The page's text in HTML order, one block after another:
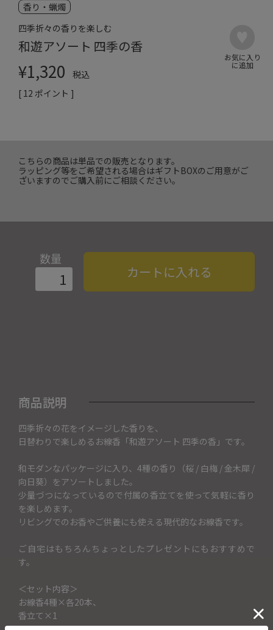
香り・蝋燭
四季折々の香りを楽しむ
和遊アソート 四季の香
¥1,320
税込
[ 12 ポイント ]
こちらの商品は単品での販売となります。
ラッピング等をご希望される場合はギフトBOXのご用意がご
ざいますのでご購入前にご相談ください。
数量
カートに入れる
商品説明
四季折々の花をイメージした香りを、
日替わりで楽しめるお線香「和遊アソート 四季の香」です。
和モダンなパッケージに入り、4種の香り（桜 / 白梅 / 金木犀 /
向日葵）をアソートしました。
少量づつになっているので付属の香立てを使って気軽に香り
を楽しめます。
リビングでのお香やご供養にも使える現代的なお線香です。
ご自宅はもちろんちょっとしたプレゼントにもおすすめで
す。
＜セット内容＞
お線香4種×各20本、
香立て×1